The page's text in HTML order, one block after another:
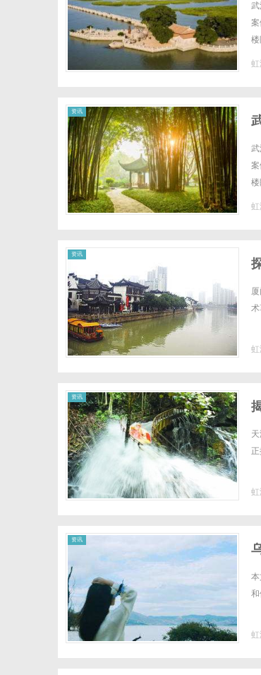
楼
虹
资讯
楼
虹
资讯
虹
资讯
虹
资讯
和
虹